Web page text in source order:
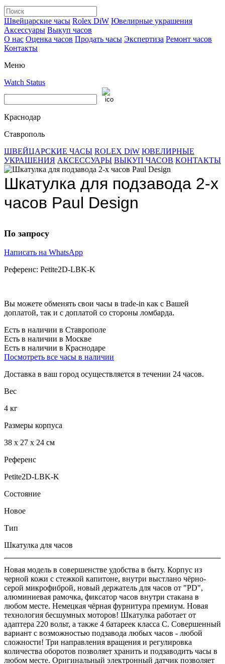
Швейцарские часы Rolex DiW Ювелирные украшения
Аксессуары Выкуп часов
О нас Оценка часов Продать часы Экспертиза Ремонт часов
Контакты
Меню
Watch Status
Краснодар
Ставрополь
ШВЕЙЦАРСКИЕ ЧАСЫ ROLEX DiW ЮВЕЛИРНЫЕ
УКРАШЕНИЯ АКСЕССУАРЫ ВЫКУП ЧАСОВ КОНТАКТЫ
Шкатулка для подзавода 2-х
часов Paul Design
По запросу
Написать на WhatsApp
Референс: Petite2D-LBK-K
Вы можете обменять свои часы в trade-in как с Вашей
доплатой, так и с доплатой со стороны ломбарда.
Есть в наличии в Ставрополе
Есть в наличии в Москве
Есть в наличии в Краснодаре
Посмотреть все часы в наличии
Доставка в ваш город осуществляется в течении 24 часов.
Вес
4 кг
Размеры корпуса
38 х 27 х 24 см
Референс
Petite2D-LBK-K
Состояние
Новое
Тип
Шкатулка для часов
Новая модель в совершенстве удобства в быту. Корпус из
черной кожи с стежкой капитоне, внутри выстлано чёрно-
серой микрофиброй, новый держатель для часов от "PD",
алюминиевая рамочка, фиксатор часов внутри стакана в
любом месте. Немецкая чёрная фурнитура премиум. Новая
технология бесшумных моторов! Шкатулка работает от
адаптера 220 вольт, а также 4 батареек класса C. Совершенный
вариант с возможностью подзавода любых часов - любой
сложности! Три направления вращения и регулировка
количества оборотов позволяет хранить и подзаводить часы в
любом месте. Оригинальный электронный датчик позволяет